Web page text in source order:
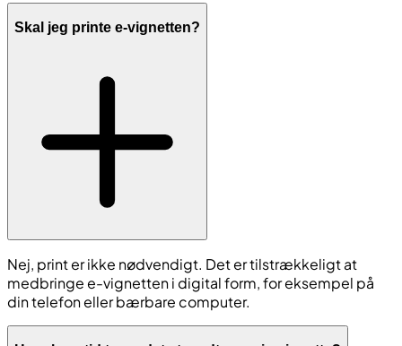
Skal jeg printe e-vignetten?
Nej, print er ikke nødvendigt. Det er tilstrækkeligt at
medbringe e-vignetten i digital form, for eksempel på
din telefon eller bærbare computer.